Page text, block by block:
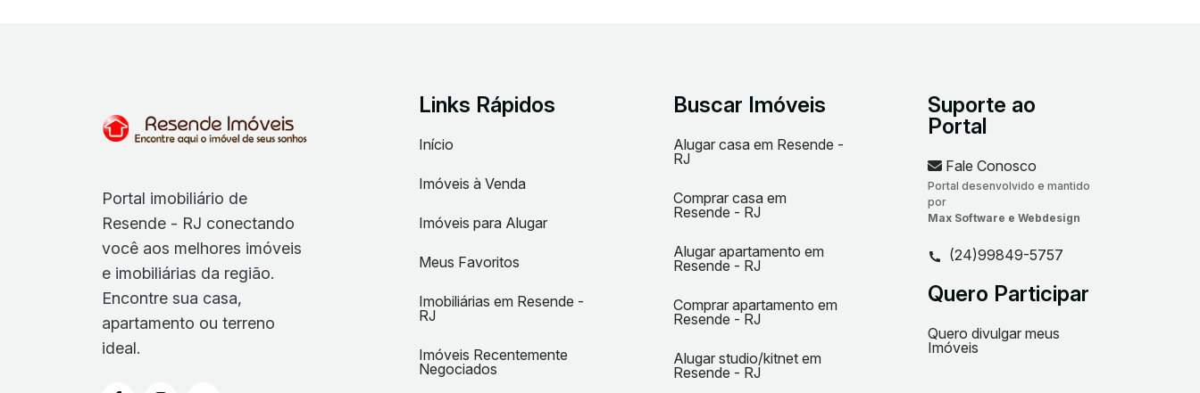
Portal imobiliário de
Resende - RJ conectando
você aos melhores imóveis
e imobiliárias da região.
Encontre sua casa,
apartamento ou terreno
ideal.
Links Rápidos
Início
Imóveis à Venda
Imóveis para Alugar
Meus Favoritos
Imobiliárias em Resende -
RJ
Imóveis Recentemente
Negociados
Buscar Imóveis
Alugar casa em Resende -
RJ
Comprar casa em
Resende - RJ
Alugar apartamento em
Resende - RJ
Comprar apartamento em
Resende - RJ
Alugar studio/kitnet em
Resende - RJ
Suporte ao
Portal
Fale Conosco
Portal desenvolvido e mantido
por
Max Software e Webdesign
(24)99849-5757
Quero Participar
Quero divulgar meus
Imóveis